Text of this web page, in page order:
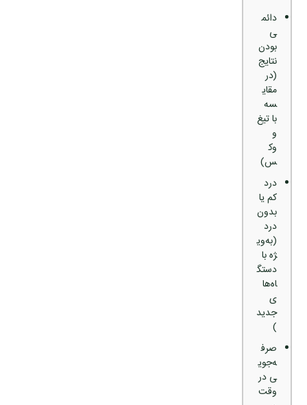
دائم
ی
بودن
نتایج
(در
مقای
سه
با تیغ
و
وک
س)
درد
کم یا
بدون
درد
(به‌وی
ژه با
دستگ
اه‌ها
ی
جدید
)
صرف
ه‌جوی
ی در
وقت